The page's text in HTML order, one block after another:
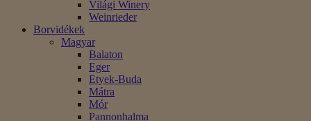
Világi Winery
Weinrieder
Borvidékek
Magyar
Balaton
Eger
Etyek-Buda
Mátra
Mór
Pannonhalma